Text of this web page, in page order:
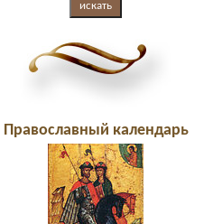
Православный календарь